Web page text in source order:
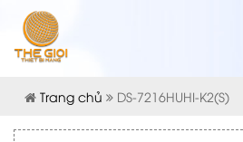
Trang chủ DS-7216HUHI-K2(S)